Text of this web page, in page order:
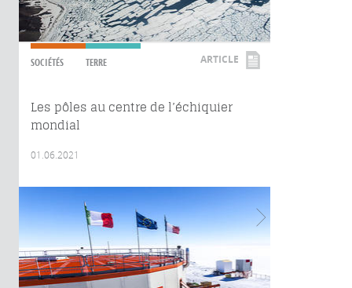
SOCIÉTÉS TERRE ARTICLE
Les pôles au centre de l’échiquier
mondial
01.06.2021